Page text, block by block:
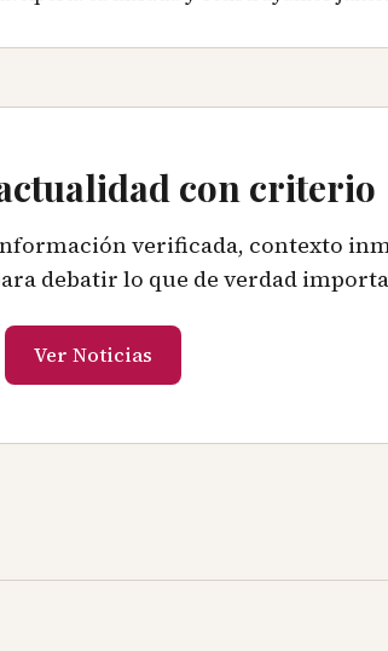
con criterio
verificada, contexto
debatir lo que de verdad
Ver Noticias